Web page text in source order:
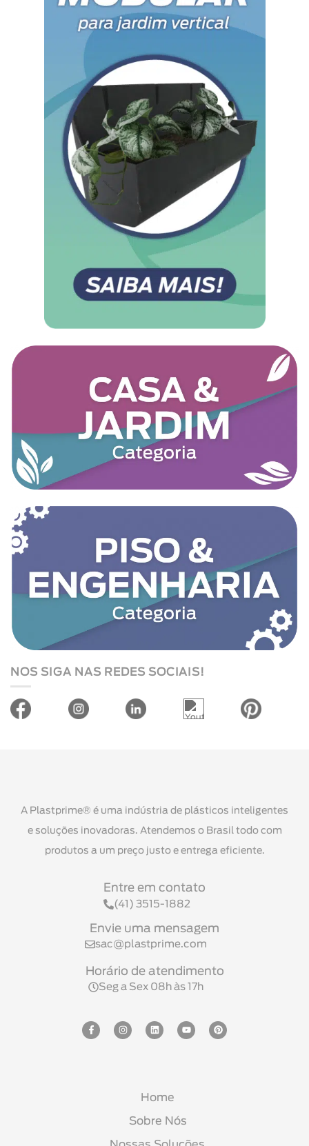
NOS SIGA NAS REDES SOCIAIS!
A Plastprime® é uma indústria de plásticos inteligentes
e soluções inovadoras. Atendemos o Brasil todo com
produtos a um preço justo e entrega eficiente.
Entre em contato
(41) 3515-1882
Envie uma mensagem
sac@plastprime.com
Horário de atendimento
Seg a Sex 08h às 17h
Home
Sobre Nós